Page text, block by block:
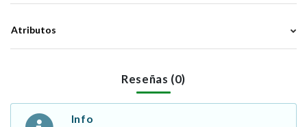
Atributos
Reseñas (0)
Info